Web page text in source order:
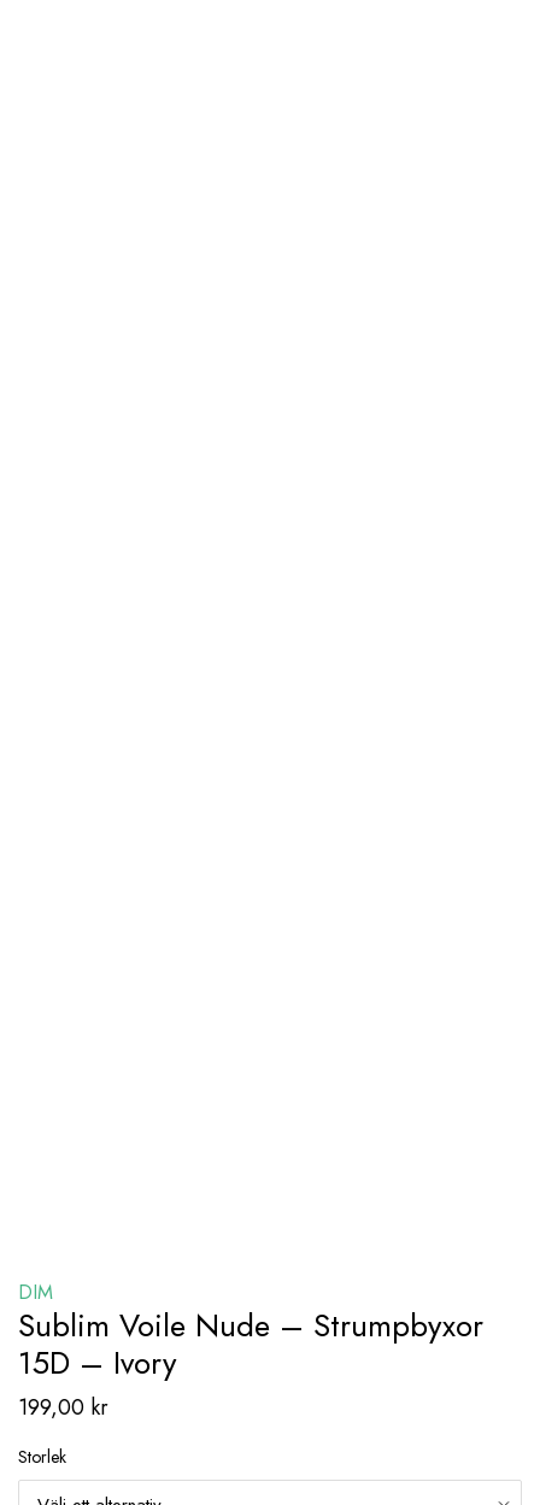
DIM
Sublim Voile Nude – Strumpbyxor
15D – Ivory
199,00 kr
Storlek